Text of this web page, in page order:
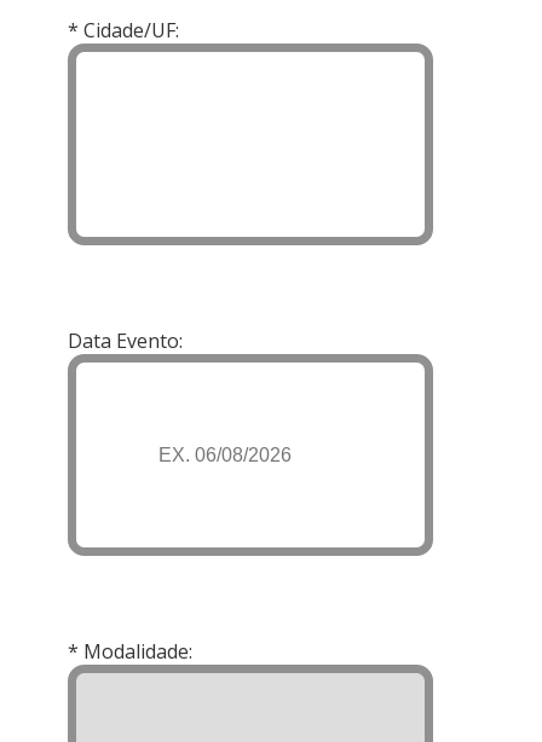
* Cidade/UF:
Data Evento:
* Modalidade: